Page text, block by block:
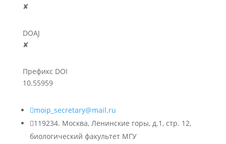
✘
DOAJ
✘
Префикс DOI
10.55959
moip_secretary@mail.ru
119234. Москва, Ленинские горы, д.1, стр. 12,
биологический факультет МГУ